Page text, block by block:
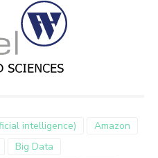
intelligence)
Amazon
Big Data